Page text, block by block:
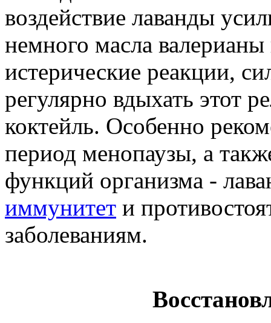
воздействие лаванды
немного масла
истерические реакции,
регулярно вдыхать этот
коктейль. Особенно
период менопаузы, а
функций организма -
иммунитет и
заболеваниям.